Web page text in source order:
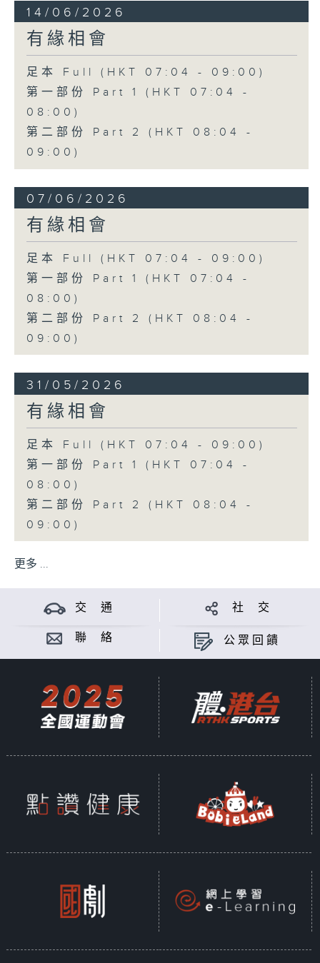
14/06/2026
有緣相會
足本 Full (HKT 07:04 - 09:00)
第一部份 Part 1 (HKT 07:04 -
08:00)
第二部份 Part 2 (HKT 08:04 -
09:00)
07/06/2026
有緣相會
足本 Full (HKT 07:04 - 09:00)
第一部份 Part 1 (HKT 07:04 -
08:00)
第二部份 Part 2 (HKT 08:04 -
09:00)
31/05/2026
有緣相會
足本 Full (HKT 07:04 - 09:00)
第一部份 Part 1 (HKT 07:04 -
08:00)
第二部份 Part 2 (HKT 08:04 -
09:00)
更多 ...
交 通 社 交
聯 絡 公眾回饋